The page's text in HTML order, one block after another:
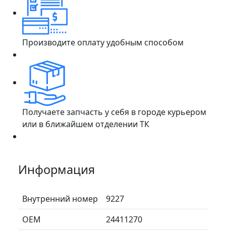
Производите оплату удобным способом
Получаете запчасть у себя в городе курьером
или в ближайшем отделении ТК
Информация
Внутренний номер
9227
ОЕМ
24411270